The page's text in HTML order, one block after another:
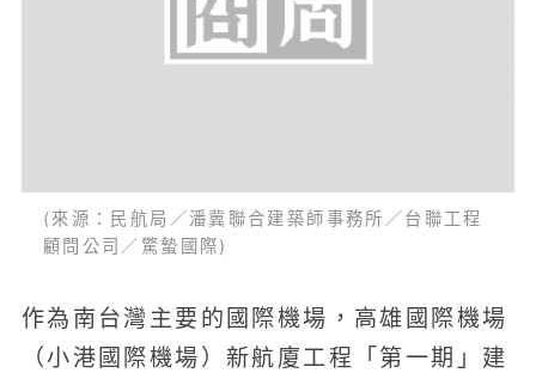
(來源：民航局／潘冀聯合建築師事務所／台聯工程
顧問公司／驚蟄國際)
作為南台灣主要的國際機場，高雄國際機場
（小港國際機場）新航廈工程「第一期」建